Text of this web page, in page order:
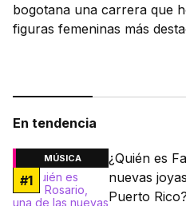
bogotana una carrera que
figuras femeninas más
En tendencia
MÚSICA
#1
¿Quién es
nuevas
Puerto Rico?